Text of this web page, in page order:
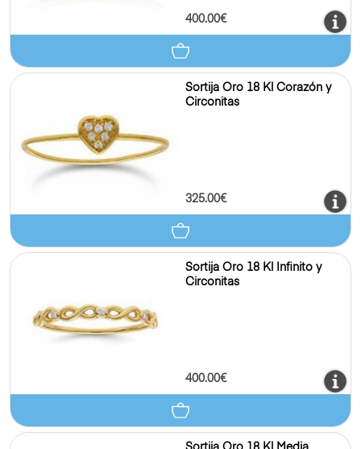
400.00€
Sortija Oro 18 Kl Corazón y
Circonitas
325.00€
Sortija Oro 18 Kl Infinito y
Circonitas
400.00€